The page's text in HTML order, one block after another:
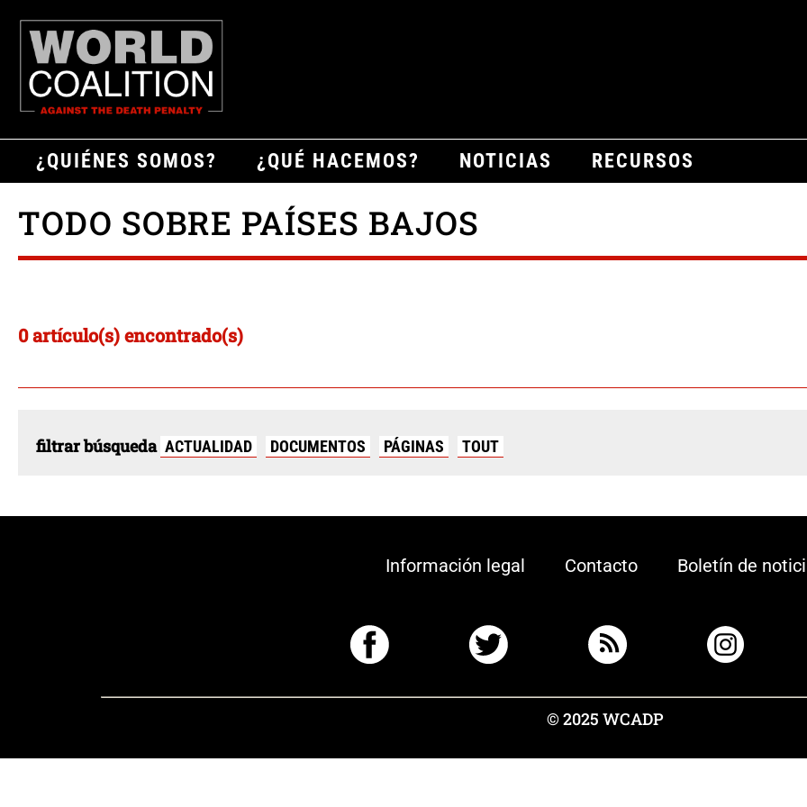
¿QUIÉNES SOMOS? ¿QUÉ HACEMOS? NOTICIAS RECURSOS
TODO SOBRE PAÍSES BAJOS
0 artículo(s) encontrado(s)
filtrar búsqueda ACTUALIDAD DOCUMENTOS PÁGINAS TOUT
Información legal Contacto Boletín de
© 2025 WCADP